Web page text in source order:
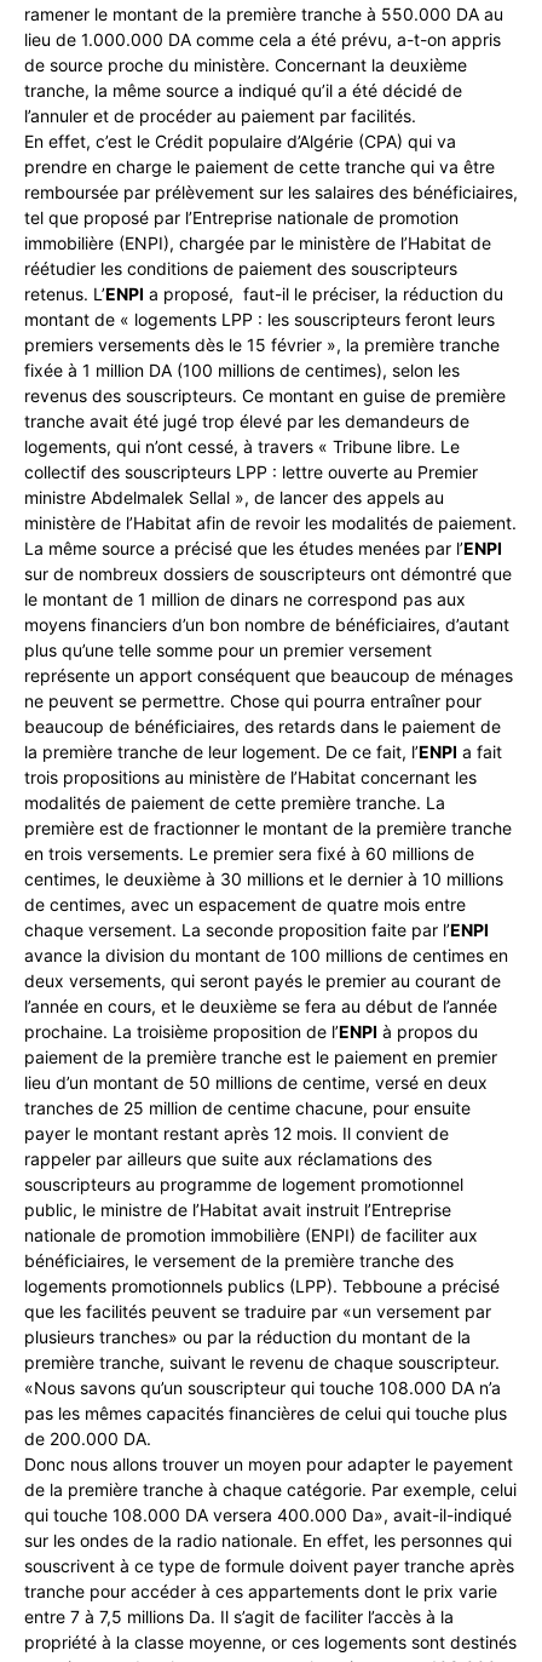
ramener le montant de la première tranche à 550.000 DA au
lieu de 1.000.000 DA comme cela a été prévu, a-t-on appris
de source proche du ministère. Concernant la deuxième
tranche, la même source a indiqué qu’il a été décidé de
l’annuler et de procéder au paiement par facilités.
En effet, c’est le Crédit populaire d’Algérie (CPA) qui va
prendre en charge le paiement de cette tranche qui va être
remboursée par prélèvement sur les salaires des bénéficiaires,
tel que proposé par l’Entreprise nationale de promotion
immobilière (ENPI), chargée par le ministère de l’Habitat de
réétudier les conditions de paiement des souscripteurs
retenus. L’ENPI a proposé, faut-il le préciser, la réduction du
montant de « logements LPP : les souscripteurs feront leurs
premiers versements dès le 15 février », la première tranche
fixée à 1 million DA (100 millions de centimes), selon les
revenus des souscripteurs. Ce montant en guise de première
tranche avait été jugé trop élevé par les demandeurs de
logements, qui n’ont cessé, à travers « Tribune libre. Le
collectif des souscripteurs LPP : lettre ouverte au Premier
ministre Abdelmalek Sellal », de lancer des appels au
ministère de l’Habitat afin de revoir les modalités de paiement.
La même source a précisé que les études menées par l’ENPI
sur de nombreux dossiers de souscripteurs ont démontré que
le montant de 1 million de dinars ne correspond pas aux
moyens financiers d’un bon nombre de bénéficiaires, d’autant
plus qu’une telle somme pour un premier versement
représente un apport conséquent que beaucoup de ménages
ne peuvent se permettre. Chose qui pourra entraîner pour
beaucoup de bénéficiaires, des retards dans le paiement de
la première tranche de leur logement. De ce fait, l’ENPI a fait
trois propositions au ministère de l’Habitat concernant les
modalités de paiement de cette première tranche. La
première est de fractionner le montant de la première tranche
en trois versements. Le premier sera fixé à 60 millions de
centimes, le deuxième à 30 millions et le dernier à 10 millions
de centimes, avec un espacement de quatre mois entre
chaque versement. La seconde proposition faite par l’ENPI
avance la division du montant de 100 millions de centimes en
deux versements, qui seront payés le premier au courant de
l’année en cours, et le deuxième se fera au début de l’année
prochaine. La troisième proposition de l’ENPI à propos du
paiement de la première tranche est le paiement en premier
lieu d’un montant de 50 millions de centime, versé en deux
tranches de 25 million de centime chacune, pour ensuite
payer le montant restant après 12 mois. Il convient de
rappeler par ailleurs que suite aux réclamations des
souscripteurs au programme de logement promotionnel
public, le ministre de l’Habitat avait instruit l’Entreprise
nationale de promotion immobilière (ENPI) de faciliter aux
bénéficiaires, le versement de la première tranche des
logements promotionnels publics (LPP). Tebboune a précisé
que les facilités peuvent se traduire par «un versement par
plusieurs tranches» ou par la réduction du montant de la
première tranche, suivant le revenu de chaque souscripteur.
«Nous savons qu’un souscripteur qui touche 108.000 DA n’a
pas les mêmes capacités financières de celui qui touche plus
de 200.000 DA.
Donc nous allons trouver un moyen pour adapter le payement
de la première tranche à chaque catégorie. Par exemple, celui
qui touche 108.000 DA versera 400.000 Da», avait-il-indiqué
sur les ondes de la radio nationale. En effet, les personnes qui
souscrivent à ce type de formule doivent payer tranche après
tranche pour accéder à ces appartements dont le prix varie
entre 7 à 7,5 millions Da. Il s’agit de faciliter l’accès à la
propriété à la classe moyenne, or ces logements sont destinés